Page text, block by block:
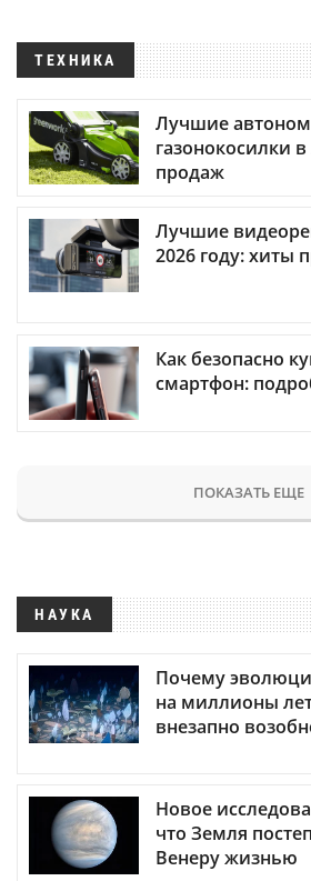
ТЕХНИКА
Лучшие
газонокосилки
продаж
Лучшие
2026 году: хиты
Как безопасно
смартфон:
ПОКАЗАТЬ ЕЩЕ
НАУКА
Почему
на миллионы
внезапно
Новое
что Земля
Венеру жизнью